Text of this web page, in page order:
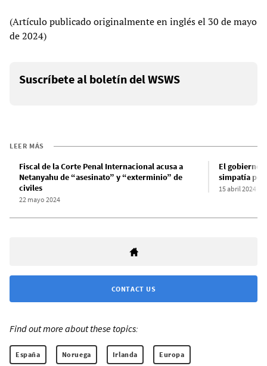
(Artículo publicado originalmente en inglés el 30 de mayo
de 2024)
Suscríbete al boletín del WSWS
LEER MÁS
Fiscal de la Corte Penal Internacional acusa a
Netanyahu de “asesinato” y “exterminio” de
civiles
22 mayo 2024
El gobierno
simpatía por
15 abril 2024
CONTACT US
Find out more about these topics:
España Noruega Irlanda Europa